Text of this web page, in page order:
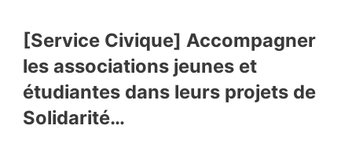
[Service Civique] Accompagner
les associations jeunes et
étudiantes dans leurs projets de
Solidarité…